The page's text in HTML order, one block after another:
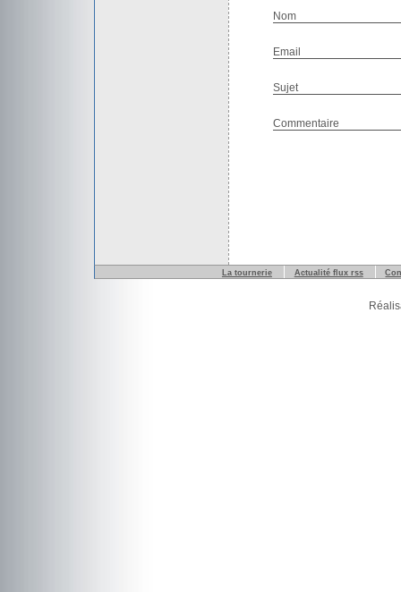
Nom
Email
Sujet
Commentaire
La tournerie Actualité flux rss